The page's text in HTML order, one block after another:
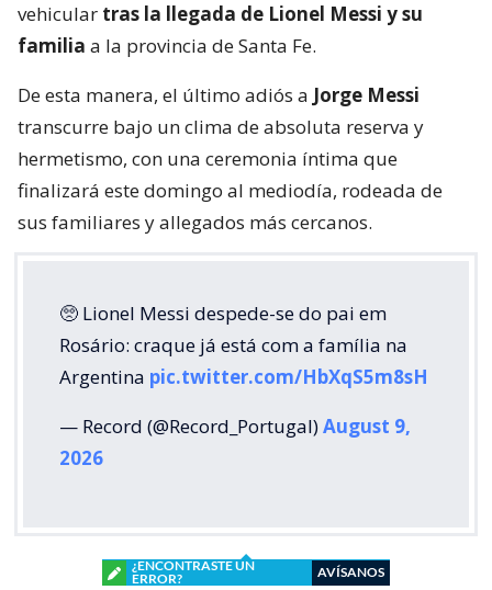
vehicular tras la llegada de Lionel Messi y su
familia a la provincia de Santa Fe.
De esta manera, el último adiós a Jorge Messi
transcurre bajo un clima de absoluta reserva y
hermetismo, con una ceremonia íntima que
finalizará este domingo al mediodía, rodeada de
sus familiares y allegados más cercanos.
🥺 Lionel Messi despede-se do pai em
Rosário: craque já está com a família na
Argentina pic.twitter.com/HbXqS5m8sH
— Record (@Record_Portugal)August 9,
2026
¿ENCONTRASTE UN
ERROR?
AVÍSANOS